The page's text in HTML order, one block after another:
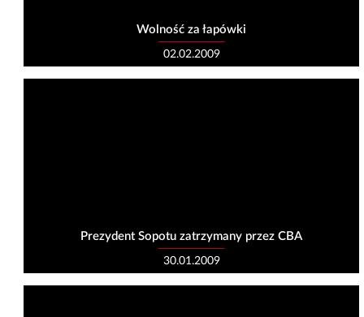
Wolność za łapówki
02.02.2009
Prezydent Sopotu zatrzymany przez CBA
30.01.2009